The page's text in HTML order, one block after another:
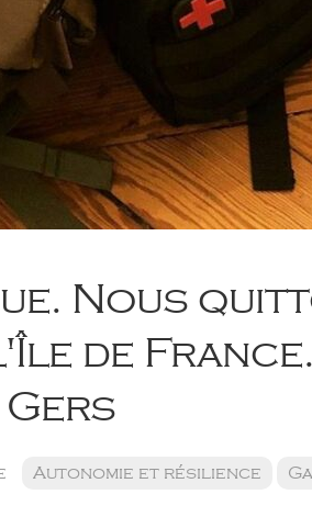
Nous
de France.
Autonomie et résilience